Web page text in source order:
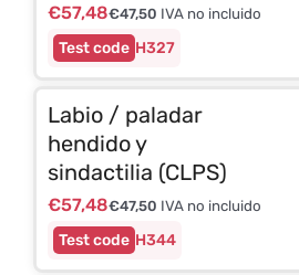
H327
€57,48€47,50 IVA no incluido
H344
Labio / paladar
hendido y
sindactilia (CLPS)
€57,48€47,50 IVA no incluido